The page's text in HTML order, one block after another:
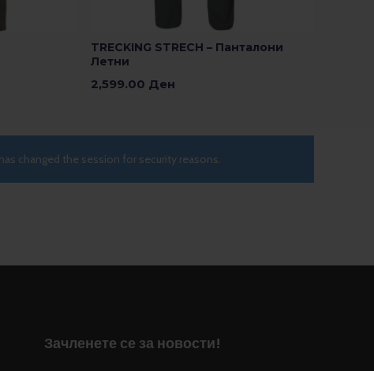
TRECKING STRECH – Панталони
Летни
2,599.00 Ден
changed the session for security reasons.
Зачленете се за новости!